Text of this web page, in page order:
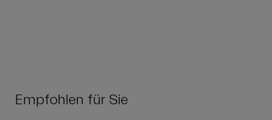
Empfohlen für Sie